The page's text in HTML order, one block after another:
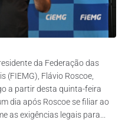
da Federação das
(FIEMG), Flávio Roscoe,
a partir desta quinta-feira
dia após Roscoe se filiar ao
as exigências legais para...